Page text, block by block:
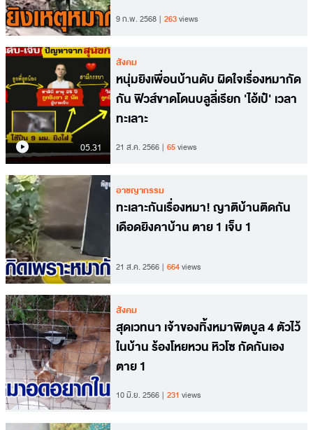
9 ก.พ. 2568 263views
05.31
สังคม
หนุ่มยิงเพื่อนบ้านดับ ผิดใจเรื่องหมากัด
กัน ฟิวส์ขาดโดนบลูลี่เรียก 'ไอ้เป๋' เวลา
ทะเลาะ
21 ส.ค. 2566 65views
อาชญากรรม
ทะเลาะกันเรื่องหมา! ญาติบ้านติดกัน
เดือดยิงคาบ้าน ตาย 1 เจ็บ 1
21 ส.ค. 2566 664views
สังคม
สุดเวทนา เจ้าของทิ้งหมาพิตบูล 4 ตัวไว้
ในบ้าน ร้องโหยหวน หิวโซ กัดกันเอง
ตาย 1
10 มิ.ย. 2566 231 views